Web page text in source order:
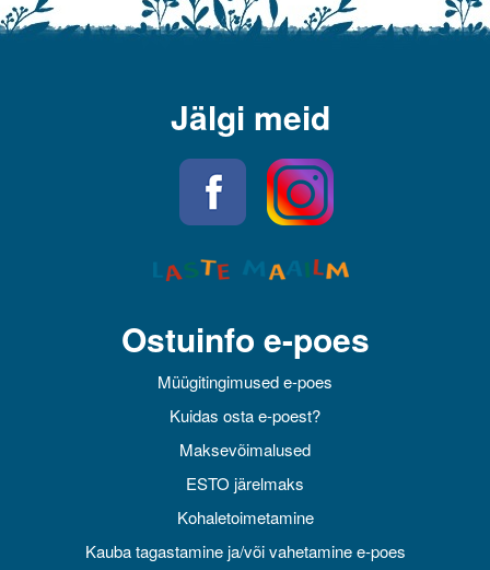
Jälgi meid
Ostuinfo e-poes
Müügitingimused e-poes
Kuidas osta e-poest?
Maksevõimalused
ESTO järelmaks
Kohaletoimetamine
Kauba tagastamine ja/või vahetamine e-poes